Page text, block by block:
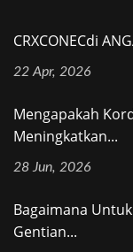
CRXCONECdi
22 Apr, 2026
Mengapakah
Meningkatkan...
28 Jun, 2026
Bagaimana
Gentian...